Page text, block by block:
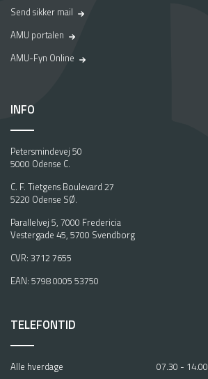
Send sikker mail
AMU portalen
AMU-Fyn Online
INFO
Petersmindevej 50
5000 Odense C.
C. F. Tietgens Boulevard 27
5220 Odense SØ.
Parallelvej 5, 7000 Fredericia
Vestergade 45, 5700 Svendborg
CVR: 3712 7655
EAN: 5798 0005 53750
TELEFONTID
Alle hverdage 07.30 - 14.00